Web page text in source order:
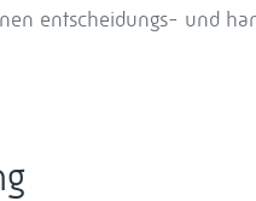
entscheidungs- und